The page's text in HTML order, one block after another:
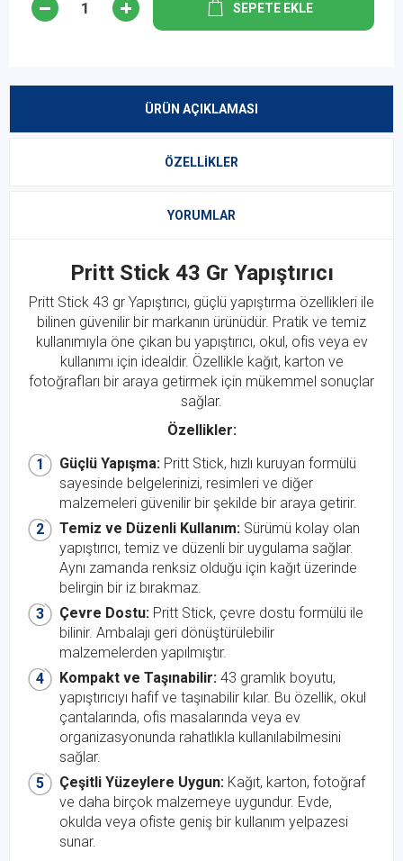
SEPETE EKLE
ÜRÜN AÇIKLAMASI
ÖZELLIKLER
YORUMLAR
Pritt Stick 43 Gr Yapıştırıcı
Pritt Stick 43 gr Yapıştırıcı, güçlü yapıştırma özellikleri ile
bilinen güvenilir bir markanın ürünüdür. Pratik ve temiz
kullanımıyla öne çıkan bu yapıştırıcı, okul, ofis veya ev
kullanımı için idealdir. Özellikle kağıt, karton ve
fotoğrafları bir araya getirmek için mükemmel sonuçlar
sağlar.
Özellikler:
Güçlü Yapışma: Pritt Stick, hızlı kuruyan formülü
sayesinde belgelerinizi, resimleri ve diğer
malzemeleri güvenilir bir şekilde bir araya getirir.
Temiz ve Düzenli Kullanım: Sürümü kolay olan
yapıştırıcı, temiz ve düzenli bir uygulama sağlar.
Aynı zamanda renksiz olduğu için kağıt üzerinde
belirgin bir iz bırakmaz.
Çevre Dostu: Pritt Stick, çevre dostu formülü ile
bilinir. Ambalajı geri dönüştürülebilir
malzemelerden yapılmıştır.
Kompakt ve Taşınabilir: 43 gramlık boyutu,
yapıştırıcıyı hafif ve taşınabilir kılar. Bu özellik, okul
çantalarında, ofis masalarında veya ev
organizasyonunda rahatlıkla kullanılabilmesini
sağlar.
Çeşitli Yüzeylere Uygun: Kağıt, karton, fotoğraf
ve daha birçok malzemeye uygundur. Evde,
okulda veya ofiste geniş bir kullanım yelpazesi
sunar.